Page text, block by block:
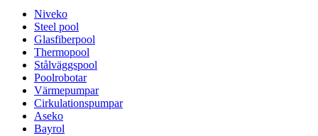
Niveko
Steel pool
Glasfiberpool
Thermopool
Stålväggspool
Poolrobotar
Värmepumpar
Cirkulationspumpar
Aseko
Bayrol